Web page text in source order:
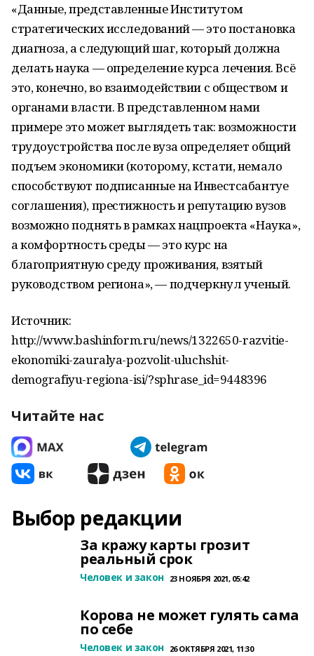
«Данные, представленные Институтом
стратегических исследований — это постановка
диагноза, а следующий шаг, который должна
делать наука — определение курса лечения. Всё
это, конечно, во взаимодействии с обществом и
органами власти. В представленном нами
примере это может выглядеть так: возможности
трудоустройства после вуза определяет общий
подъем экономики (которому, кстати, немало
способствуют подписанные на Инвестсабантуе
соглашения), престижность и репутацию вузов
возможно поднять в рамках нацпроекта «Наука»,
а комфортность среды — это курс на
благоприятную среду проживания, взятый
руководством региона», — подчеркнул ученый.
Источник:
http://www.bashinform.ru/news/1322650-razvitie-
ekonomiki-zauralya-pozvolit-uluchshit-
demografiyu-regiona-isi/?sphrase_id=9448396
Читайте нас
Выбор редакции
За кражу карты грозит
реальный срок
Человек и закон 23 НОЯБРЯ 2021, 05:42
Корова не может гулять сама
по себе
Человек и закон 26 ОКТЯБРЯ 2021, 11:30